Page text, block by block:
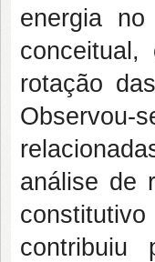
energia no
conceitual,
rotação
análise de
contribuiu